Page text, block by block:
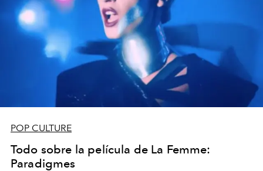
POP CULTURE
Todo sobre la película de La Femme:
Paradigmes